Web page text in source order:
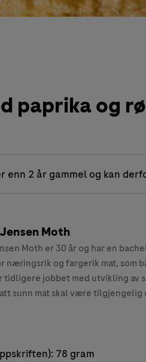
paprika og
enn 2 år gammel og kan
Moth
Moth er 30 år og har en
næringsrik og fargerik mat, som
tidligere jobbet med utvikling
sunn mat skal være tilgjengelig
78 gram